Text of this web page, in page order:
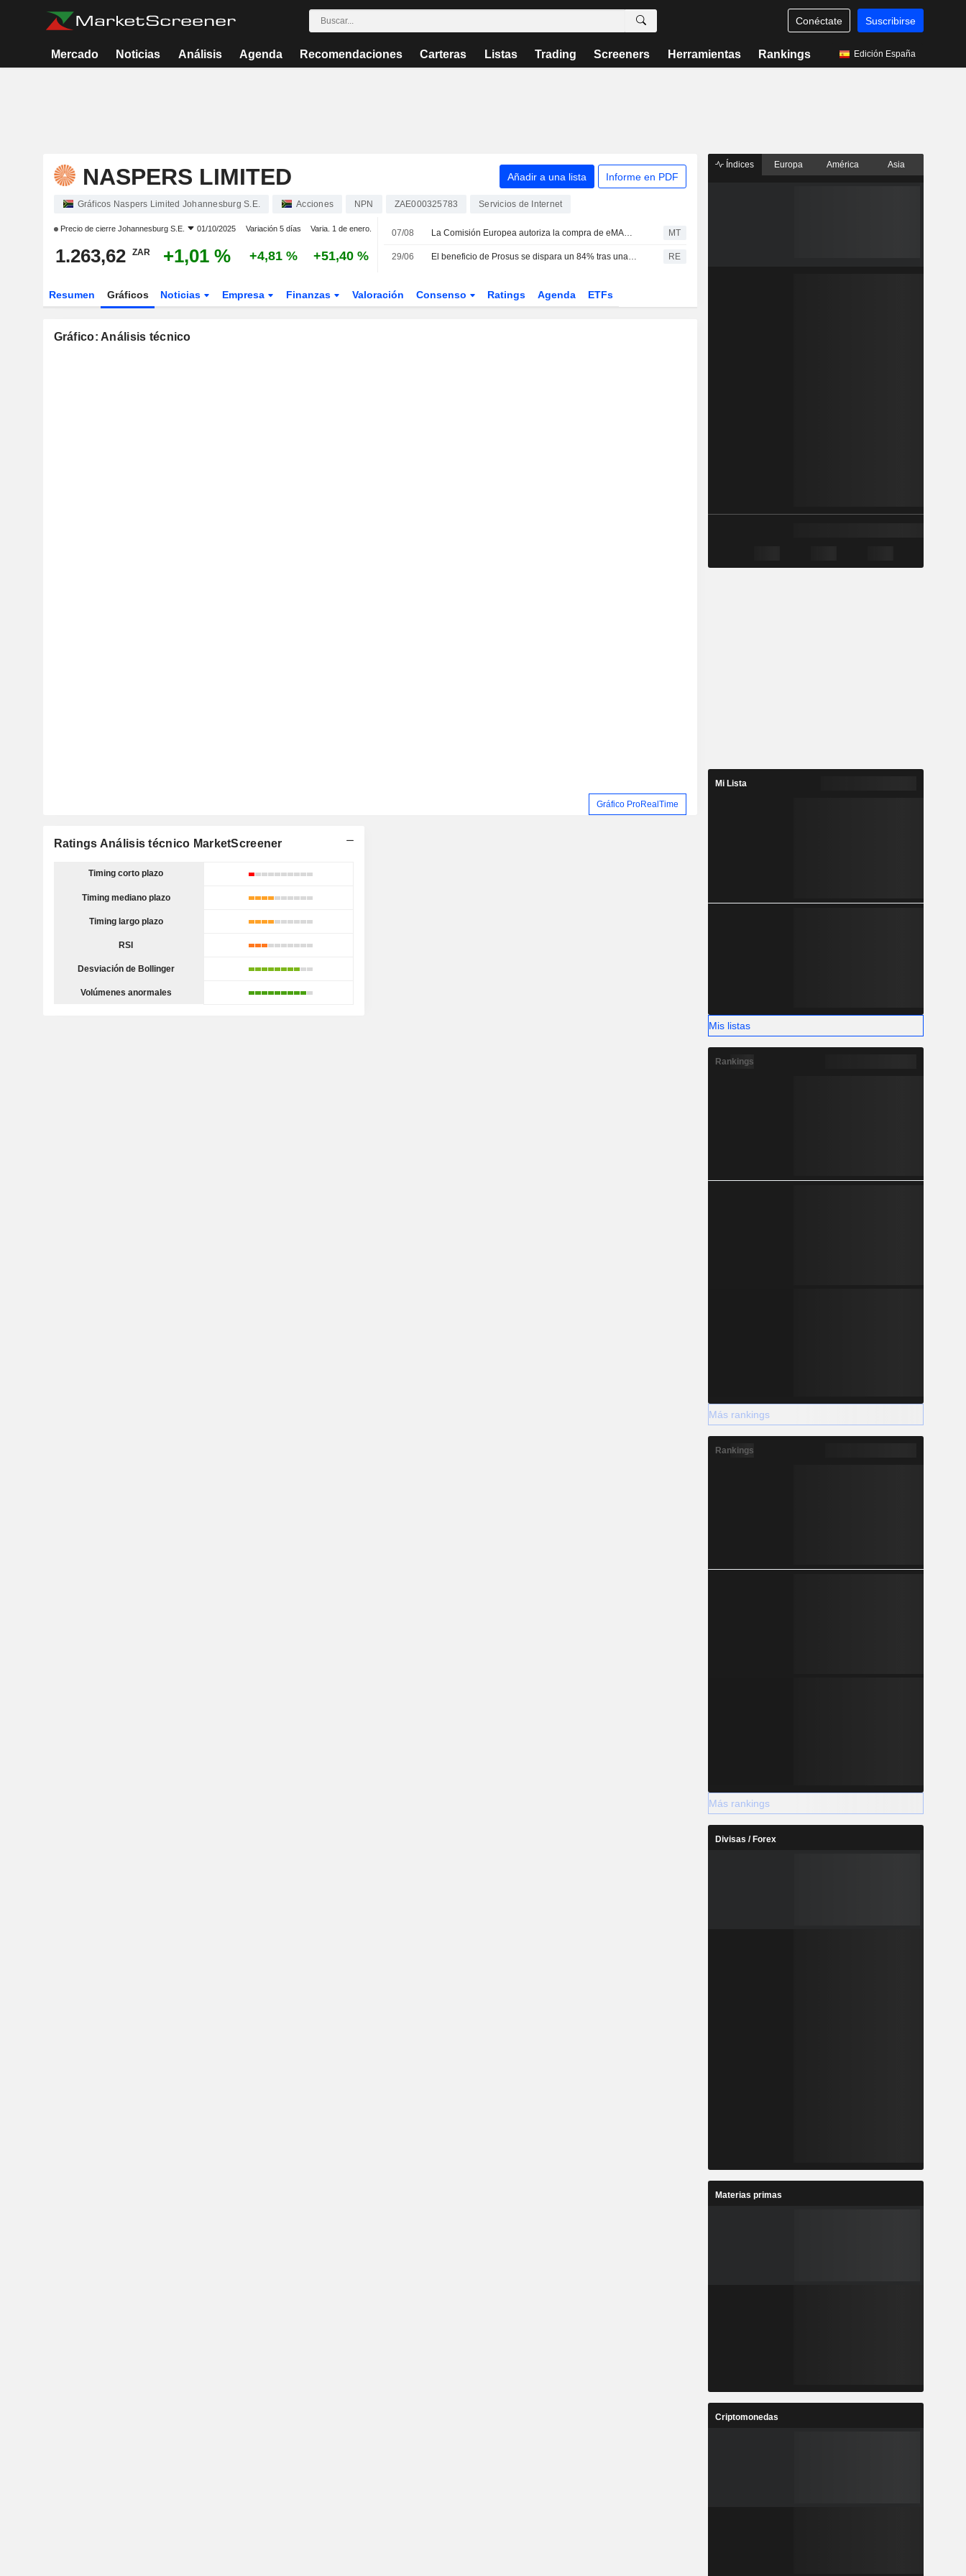
Conéctate Suscribirse
Mercado Noticias Análisis Agenda Recomendaciones Carteras Listas Trading Screeners Herramientas Rankings Edición España
NASPERS LIMITED Añadir a una lista Informe en PDF
Gráficos Naspers Limited Johannesburg S.E. Acciones NPN ZAE000325783 Servicios de Internet
Precio de cierre Johannesburg S.E. 01/10/2025 Variación 5 días Varia. 1 de enero.
1.263,62 ZAR +1,01 % +4,81 % +51,40 %
07/08 La Comisión Europea autoriza la compra de eMAG por parte de Naspers MT
29/06 El beneficio de Prosus se dispara un 84% tras una agresiva estrategia de adquisiciones para crecer en Europa RE
Resumen Gráficos Noticias Empresa Finanzas Valoración Consenso Ratings Agenda ETFs
Gráfico: Análisis técnico
Gráfico ProRealTime
Ratings Análisis técnico MarketScreener
Timing corto plazo
Timing mediano plazo
Timing largo plazo
RSI
Desviación de Bollinger
Volúmenes anormales
Índices Europa América Asia
Mi Lista
Mis listas
Rankings
Más rankings
Rankings
Más rankings
Divisas / Forex
Materias primas
Criptomonedas